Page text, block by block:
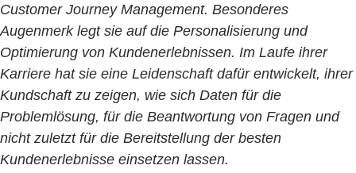
Customer Journey Management. Besonderes
Augenmerk legt sie auf die Personalisierung und
Optimierung von Kundenerlebnissen. Im Laufe ihrer
Karriere hat sie eine Leidenschaft dafür entwickelt, ihrer
Kundschaft zu zeigen, wie sich Daten für die
Problemlösung, für die Beantwortung von Fragen und
nicht zuletzt für die Bereitstellung der besten
Kundenerlebnisse einsetzen lassen.